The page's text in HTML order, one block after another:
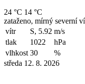
24 °C 14 °C
zataženo, mírný severní
vítr
S, 5.92 m/s
tlak
1022
hPa
vlhkost 30
%
středa 12. 8. 2026